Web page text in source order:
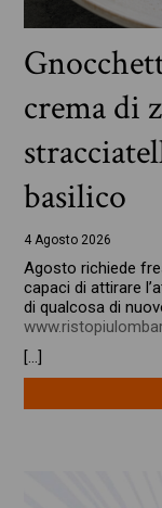
crema di
basilico
4 Agosto 2026
Agosto richiede
capaci di attirare
di qualcosa di
[…]